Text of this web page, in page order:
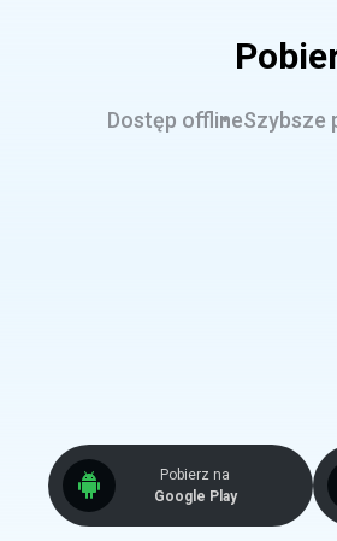
Dostęp offlineSzybsze
Pobierz na
Google Play